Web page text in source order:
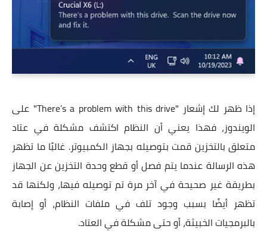
إذا ظهر لك إشعار "There’s a problem with this drive" على
الويندوز، فهذا يعني أن النظام اكتشف مشكلة في عتاد
متعلق بالتخزين قمت بتوصيله بجهاز الكمبيوتر. غالبًا ما تظهر
هذه الرسالة عندما يتم فصل أو قطع وحدة التخزين عن الجهاز
بطريقة غير صحيحة في آخر مرة تم توصيله فيها، ولكنها قد
تظهر أيضًا بسبب وجود تلف في ملفات النظام، أو إصابة
بالبرمجيات الخبيثة، أو حتى مشكلة في العتاد.